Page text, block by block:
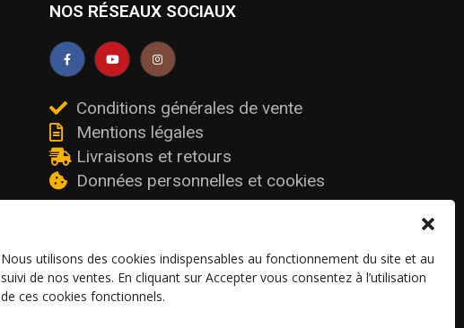
Nous utilisons des cookies indispensables au fonctionnement du site et au
suivi de nos ventes. En cliquant sur Accepter vous consentez à l’utilisation
de ces cookies fonctionnels.
NOS RÉSEAUX SOCIAUX
Conditions générales de vente
Mentions légales
Livraisons et retours
Données personnelles et cookies